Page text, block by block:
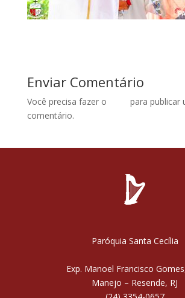
Enviar Comentário
Você precisa fazer o
para publicar
comentário.
Paróquia Santa Cecília
Exp. Manoel Francisco
Manejo – Resende, RJ